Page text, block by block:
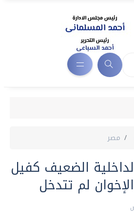
مصر
الضعيف كفيل
لم تتدخل